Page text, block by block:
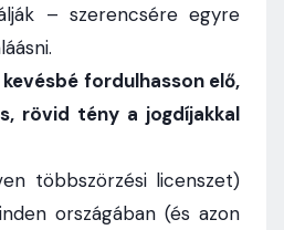
– szerencsére egyre
fordulhasson elő,
rövid tény a jogdíjakkal
többszörzési licenszet)
országában (és azon